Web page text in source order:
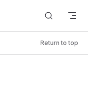
Return to top